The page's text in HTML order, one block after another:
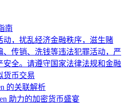
南
动，扰乱经济金融秩序，滋生赌
、传销、洗钱等违法犯罪活动，严
安全。请遵守国家法律法规和金融
货币交易
的关联解析
助力的加密货币盛宴